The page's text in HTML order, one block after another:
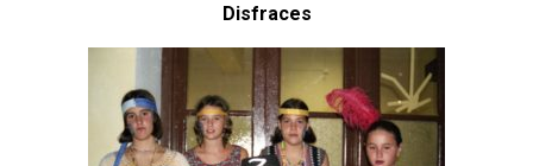
Disfraces